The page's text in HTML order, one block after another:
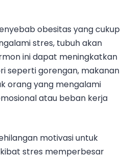
obesitas yang cukup
stres, tubuh akan
ini dapat meningkatkan
seperti gorengan, makanan
orang yang mengalami
atau beban kerja
motivasi untuk
stres memperbesar